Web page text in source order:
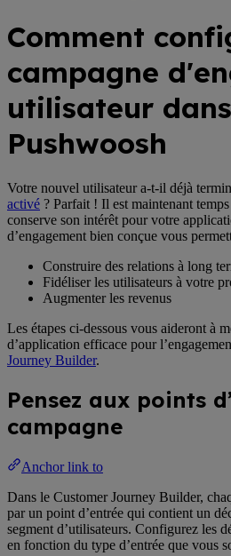
Comment
campagne
utilisateur dans
Pushwoosh
Votre nouvel utilisateur a-t-il déjà
activé ? Parfait ! Il est maintenant
conserve son intérêt pour votre
d’engagement bien conçue vous
Construire des relations à long
Fidéliser les utilisateurs à votre
Augmenter les revenus
Les étapes ci-dessous vous aideront à
d’application efficace pour
Journey Builder.
Pensez aux points
campagne
Anchor link to
Dans le Customer Journey Builder,
par un point d’entrée qui contient un
segment d’utilisateurs. Configurez les
en fonction du type d’entrée que vous